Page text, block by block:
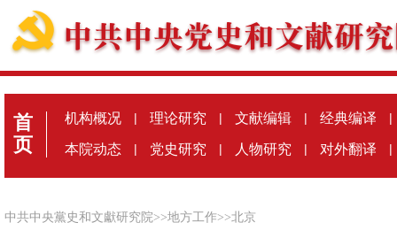
首
页
机构概况 | 理论研究 | 文献编辑 | 经典编译 |
本院动态 | 党史研究 | 人物研究 | 对外翻译 |
中共中央黨史和文獻研究院>>地方工作>>北京